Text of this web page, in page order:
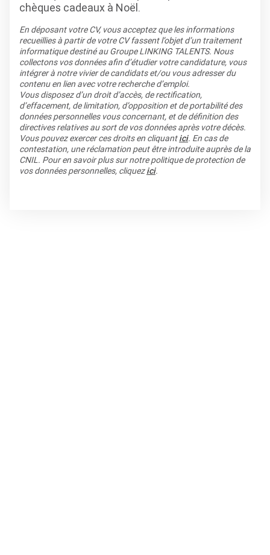
chèques cadeaux à Noël.
En déposant votre CV, vous acceptez que les informations
recueillies à partir de votre CV fassent l’objet d’un traitement
informatique destiné au Groupe LINKING TALENTS. Nous
collectons vos données afin d’étudier votre candidature, vous
intégrer à notre vivier de candidats et/ou vous adresser du
contenu en lien avec votre recherche d’emploi.
Vous disposez d’un droit d’accès, de rectification,
d’effacement, de limitation, d’opposition et de portabilité des
données personnelles vous concernant, et de définition des
directives relatives au sort de vos données après votre décès.
Vous pouvez exercer ces droits en cliquantici. En cas de
contestation, une réclamation peut être introduite auprès de la
CNIL. Pour en savoir plus sur notre politique de protection de
vos données personnelles, cliquezici.